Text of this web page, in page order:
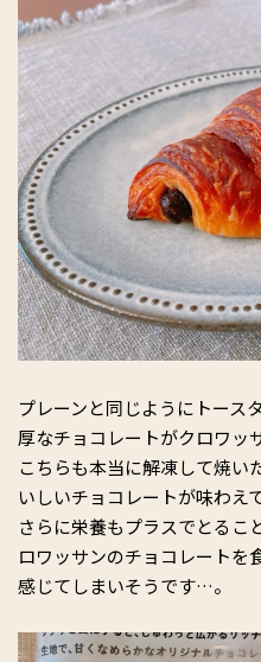
プレーンと同じようにトース
厚なチョコレートがクロワッ
こちらも本当に解凍して焼い
いしいチョコレートが味わえ
さらに栄養もプラスでとるこ
ロワッサンのチョコレートを
感じてしまいそうです…。